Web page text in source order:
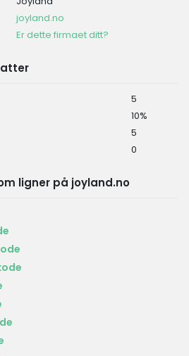
joyland.no
Er dette firmaet ditt?
5
10%
5
0
ligner på joyland.no